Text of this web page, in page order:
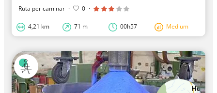
Ruta per caminar · 0 ·
4,21 km 71 m 00h57 Medium